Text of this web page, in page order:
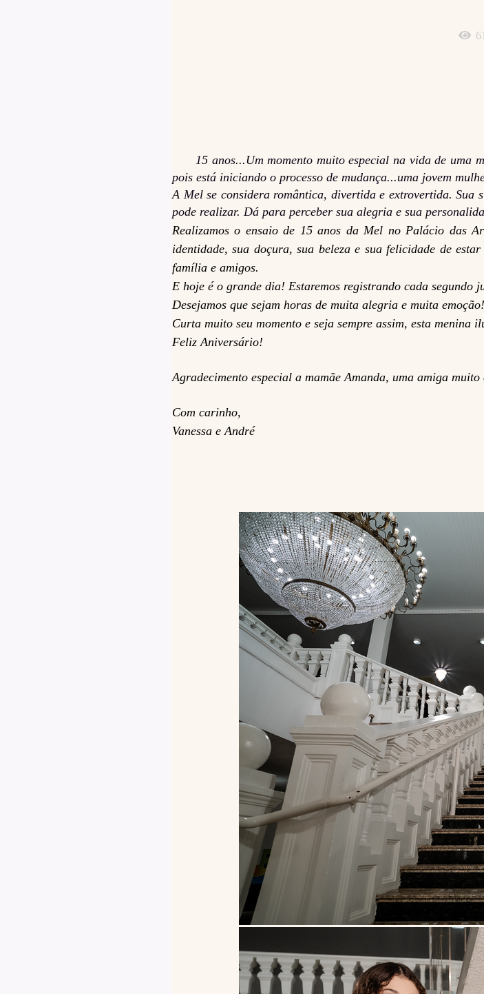
15 anos...Um momento muito especial na vida de uma
pois está iniciando o processo de mudança...uma jovem
A Mel se considera romântica, divertida e extrovertida. Sua
pode realizar. Dá para perceber sua alegria e sua
Realizamos o ensaio de 15 anos da Mel no Palácio das
identidade, sua doçura, sua beleza e sua felicidade de
família e amigos.
E hoje é o grande dia! Estaremos registrando cada segundo
Desejamos que sejam horas de muita alegria e muita emoção!
Curta muito seu momento e seja sempre assim, esta menina
Feliz Aniversário!
Agradecimento especial a mamãe Amanda, uma amiga
Com carinho,
Vanessa e André